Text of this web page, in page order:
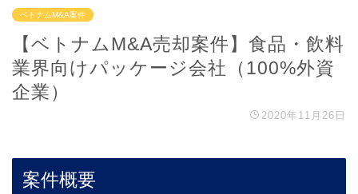
ベトナムM&A案件
【ベトナムM&A売却案件】食品・飲料
業界向けパッケージ会社（100%外資
企業）
2020年11月26日
案件概要